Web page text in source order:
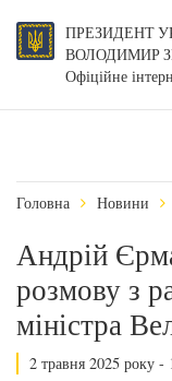
ПРЕЗИДЕНТ
ВОЛОДИМИР
Офіційне
Головна Новини
Андрій
розмову з
міністра
2 травня 2025 року -